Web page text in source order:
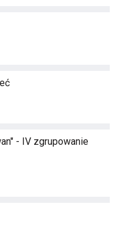
- IV zgrupowanie